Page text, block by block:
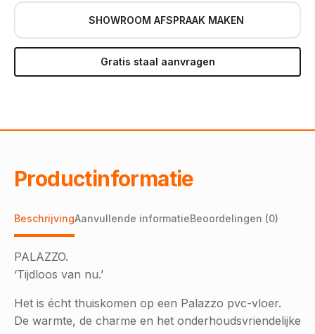
SHOWROOM AFSPRAAK MAKEN
Gratis staal aanvragen
Productinformatie
BeschrijvingAanvullende informatieBeoordelingen (0)
PALAZZO.
‘Tijdloos van nu.’
Het is écht thuiskomen op een Palazzo pvc-vloer.
De warmte, de charme en het onderhoudsvriendelijke